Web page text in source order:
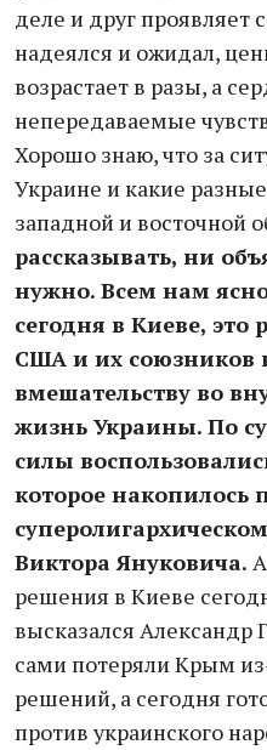
деле и друг проявляет
надеялся и ожидал,
возрастает в разы, а
непередаваемые
Хорошо знаю, что за
Украине и какие
западной и восточной
рассказывать, ни
нужно. Всем нам
сегодня в Киеве, это
США и их союзников
вмешательству во
жизнь Украины. По
силы
которое
Виктора Януковича.
решения в Киеве
высказался Александр
сами потеряли Крым
решений, а сегодня
против украинского